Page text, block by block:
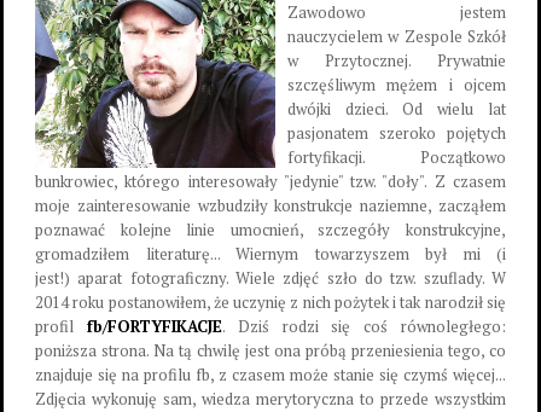
Zawodowo jestem
nauczycielem w Zespole Szkół
w Przytocznej. Prywatnie
szczęśliwym mężem i ojcem
dwójki dzieci. Od wielu lat
pasjonatem szeroko pojętych
fortyfikacji. Początkowo
bunkrowiec, którego interesowały "jedynie" tzw. "doły". Z czasem
moje zainteresowanie wzbudziły konstrukcje naziemne, zacząłem
poznawać kolejne linie umocnień, szczegóły konstrukcyjne,
gromadziłem literaturę... Wiernym towarzyszem był mi (i
jest!) aparat fotograficzny. Wiele zdjęć szło do tzw. szuflady. W
2014 roku postanowiłem, że uczynię z nich pożytek i tak narodził się
profil fb/FORTYFIKACJE. Dziś rodzi się coś równoległego:
poniższa strona. Na tą chwilę jest ona próbą przeniesienia tego, co
znajduje się na profilu fb, z czasem może stanie się czymś więcej...
Zdjęcia wykonuję sam, wiedza merytoryczna to przede wszystkim